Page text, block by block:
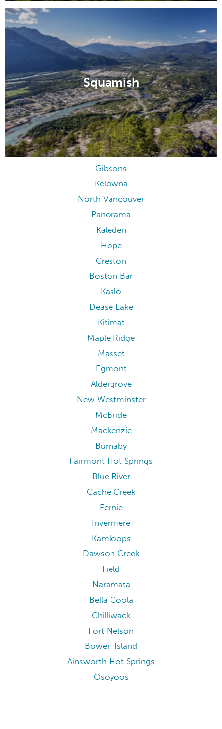
Squamish
Gibsons
Kelowna
North Vancouver
Panorama
Kaleden
Hope
Creston
Boston Bar
Kaslo
Dease Lake
Kitimat
Maple Ridge
Masset
Egmont
Aldergrove
New Westminster
McBride
Mackenzie
Burnaby
Fairmont Hot Springs
Blue River
Cache Creek
Fernie
Invermere
Kamloops
Dawson Creek
Field
Naramata
Bella Coola
Chilliwack
Fort Nelson
Bowen Island
Ainsworth Hot Springs
Osoyoos